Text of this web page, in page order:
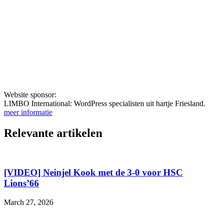
Website sponsor:
LIMBO International: WordPress specialisten uit hartje Friesland.
meer informatie
Relevante artikelen
[VIDEO] Neinjel Kook met de 3-0 voor HSC
Lions’66
March 27, 2026